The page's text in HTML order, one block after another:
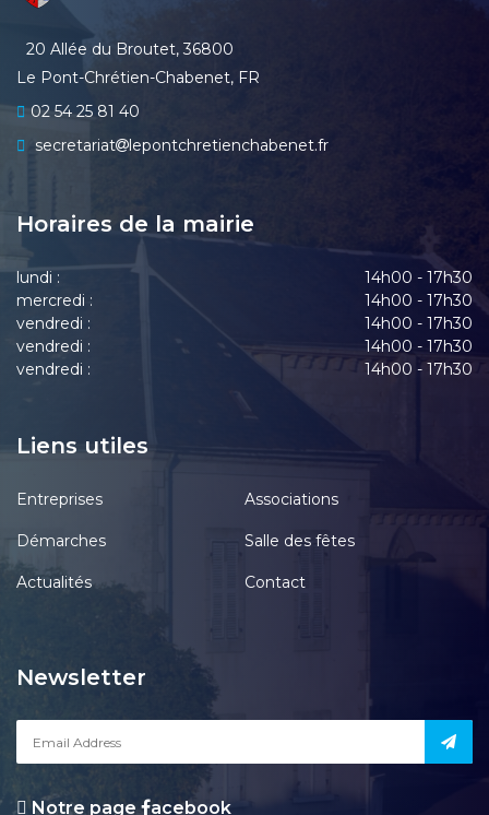
20 Allée du Broutet, 36800
Le Pont-Chrétien-Chabenet, FR
02 54 25 81 40
secretariat
lepontchretienchabenet.fr
Horaires de la mairie
lundi :
14h00 - 17h30
mercredi :
14h00 - 17h30
vendredi :
14h00 - 17h30
vendredi :
14h00 - 17h30
vendredi :
14h00 - 17h30
Liens utiles
Entreprises Associations
Démarches Salle des fêtes
Actualités Contact
Newsletter
Notre page acebook